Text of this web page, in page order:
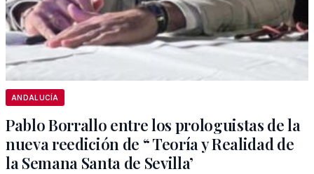
ANDALUCÍA
Pablo Borrallo entre los prologuistas de la
nueva reedición de “ Teoría y Realidad de
la Semana Santa de Sevilla’